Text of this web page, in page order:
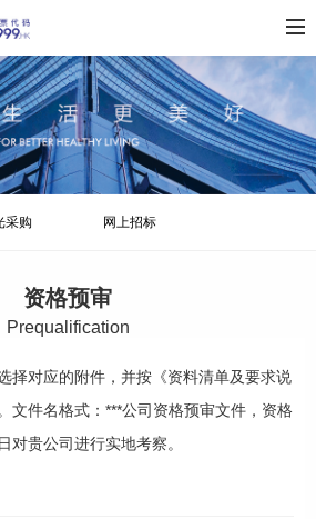
采购 网上招标
资格预审
Prequalification
择对应的附件，并按《资料清单及要求说
文件名格式：***公司资格预审文件，资格
对贵公司进行实地考察。